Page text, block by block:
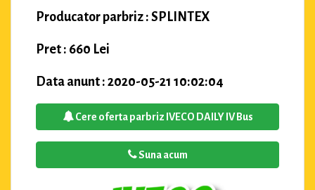
Producator parbriz : SPLINTEX
Pret : 660 Lei
Data anunt : 2020-05-21 10:02:04
Cere oferta parbriz IVECO DAILY IV Bus
Suna acum